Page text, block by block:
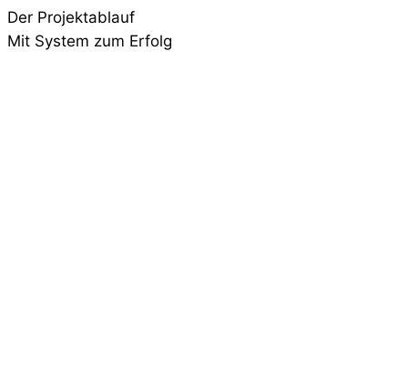
Der Projektablauf
Mit System zum Erfolg